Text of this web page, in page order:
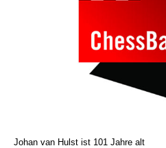
Johan van Hulst ist 101 Jahre alt